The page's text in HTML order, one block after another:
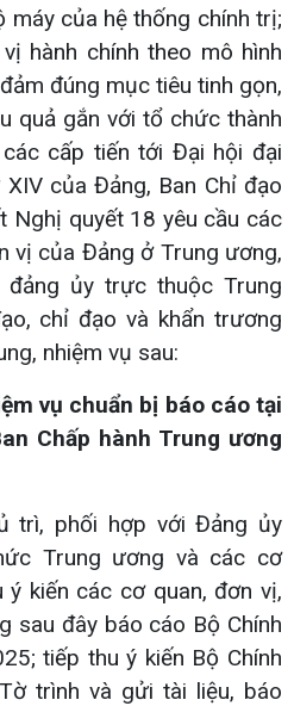
của hệ thống chính trị;
hành chính theo mô hình
đúng mục tiêu tinh gọn,
quả gắn với tổ chức thành
cấp tiến tới Đại hội đại
của Đảng, Ban Chỉ đạo
Nghị quyết 18 yêu cầu các
vị của Đảng ở Trung ương,
đảng ủy trực thuộc Trung
chỉ đạo và khẩn trương
nhiệm vụ sau:
vụ chuẩn bị báo cáo tại
Chấp hành Trung ương
trì, phối hợp với Đảng ủy
Trung ương và các cơ
ý kiến các cơ quan, đơn vị,
sau đây báo cáo Bộ Chính
tiếp thu ý kiến Bộ Chính
trình và gửi tài liệu, báo